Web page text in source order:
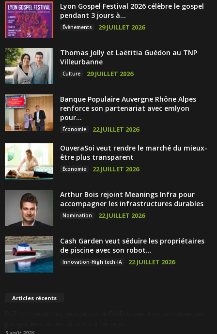
Lyon Gospel Festival 2026 célèbre le gospel
pendant 3 jours à...
Évènements 29 JUILLET 2026
Thomas Jolly et Laëtitia Guédon au TNP
Villeurbanne
Culture 29 JUILLET 2026
Banque Populaire Auvergne Rhône Alpes
renforce son partenariat avec emlyon
pour...
Économie 22 JUILLET 2026
OuveraSoi veut rendre le marché du mieux-
être plus transparent
Économie 22 JUILLET 2026
Arthur Bois rejoint Meanings Infra pour
accompagner les infrastructures durables
Nomination 22 JUILLET 2026
Cash Garden veut séduire les propriétaires
de piscine avec son robot...
Innovation-High tech-IA 22 JUILLET 2026
Articles récents